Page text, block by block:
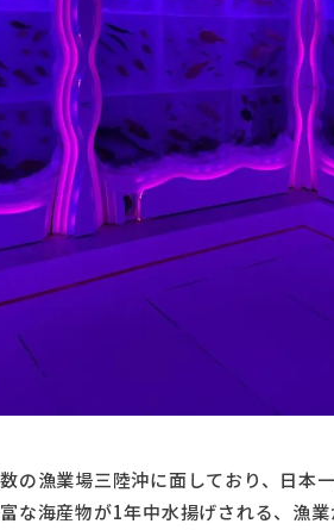
の漁業場三陸沖に面しており、日本
な海産物が1年中水揚げされる、漁